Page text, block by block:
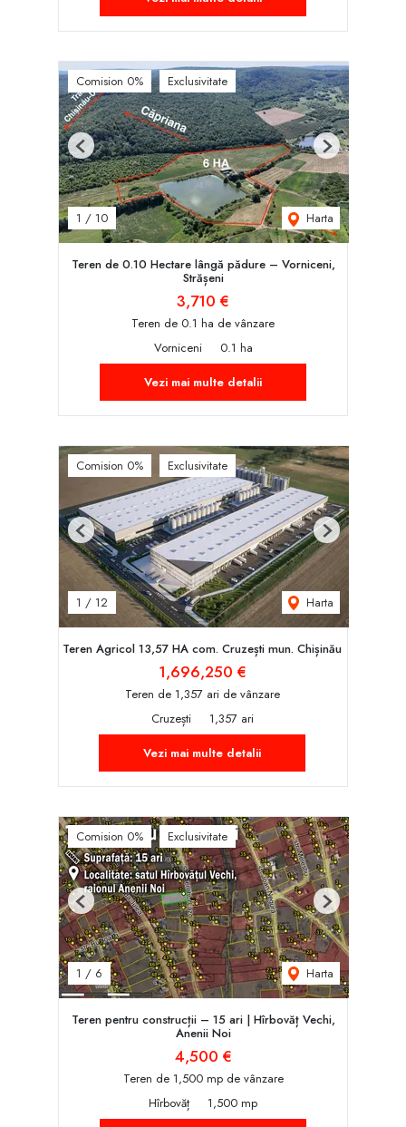
Comision 0% Exclusivitate
1 / 10 Harta
Previous Next
Teren de 0.10 Hectare lângă pădure – Vorniceni,
Strășeni
3,710 €
Teren de 0.1 ha de vânzare
Vorniceni
0.1 ha
Vezi mai multe detalii
Comision 0% Exclusivitate
1 / 12 Harta
Previous Next
Teren Agricol 13,57 HA com. Cruzești mun. Chișinău
1,696,250 €
Teren de 1,357 ari de vânzare
Cruzești
1,357 ari
Vezi mai multe detalii
Comision 0% Exclusivitate
1 / 6 Harta
Previous Next
Teren pentru construcții – 15 ari | Hîrbovăț Vechi,
Anenii Noi
4,500 €
Teren de 1,500 mp de vânzare
Hîrbovăț
1,500 mp